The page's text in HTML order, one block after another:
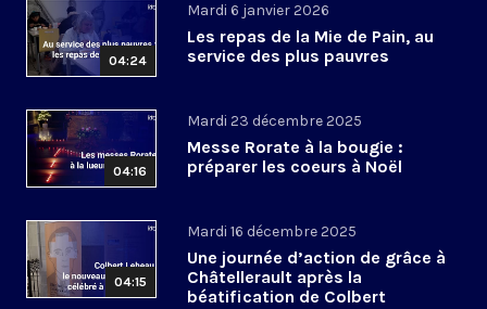
04:24
Mardi 6 janvier 2026
Les repas de la Mie de Pain, au
service des plus pauvres
04:16
Mardi 23 décembre 2025
Messe Rorate à la bougie :
préparer les coeurs à Noël
04:15
Mardi 16 décembre 2025
Une journée d’action de grâce à
Châtellerault après la
béatification de Colbert